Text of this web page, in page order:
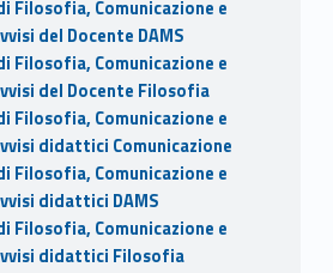
Filosofia, Comunicazione e
del Docente DAMS
Filosofia, Comunicazione e
del Docente Filosofia
Filosofia, Comunicazione e
didattici Comunicazione
Filosofia, Comunicazione e
didattici DAMS
Filosofia, Comunicazione e
didattici Filosofia